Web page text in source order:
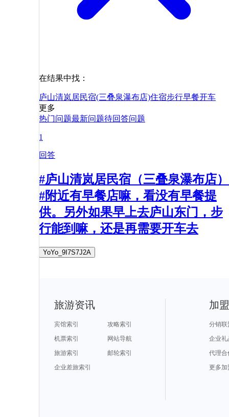
在结果中找：
庐山清岚居民宿(三叠泉瀑布店)住宿步行早餐开车
更多
热门问题最新问题待回答问题
1
回答
#庐山清岚居民宿（三叠泉瀑布店）
#附近有早餐店嘛，看没有早餐提
供。另外如果早上去庐山东门，步
行能到嘛，还是再需要开车去
YoYo_9I7S7J2A
旅游资讯
宾馆索引
攻略索引
机票索引
网站导航
旅游索引
邮轮索引
企业差旅索引
加
分销联
企业礼
代理合
更多加